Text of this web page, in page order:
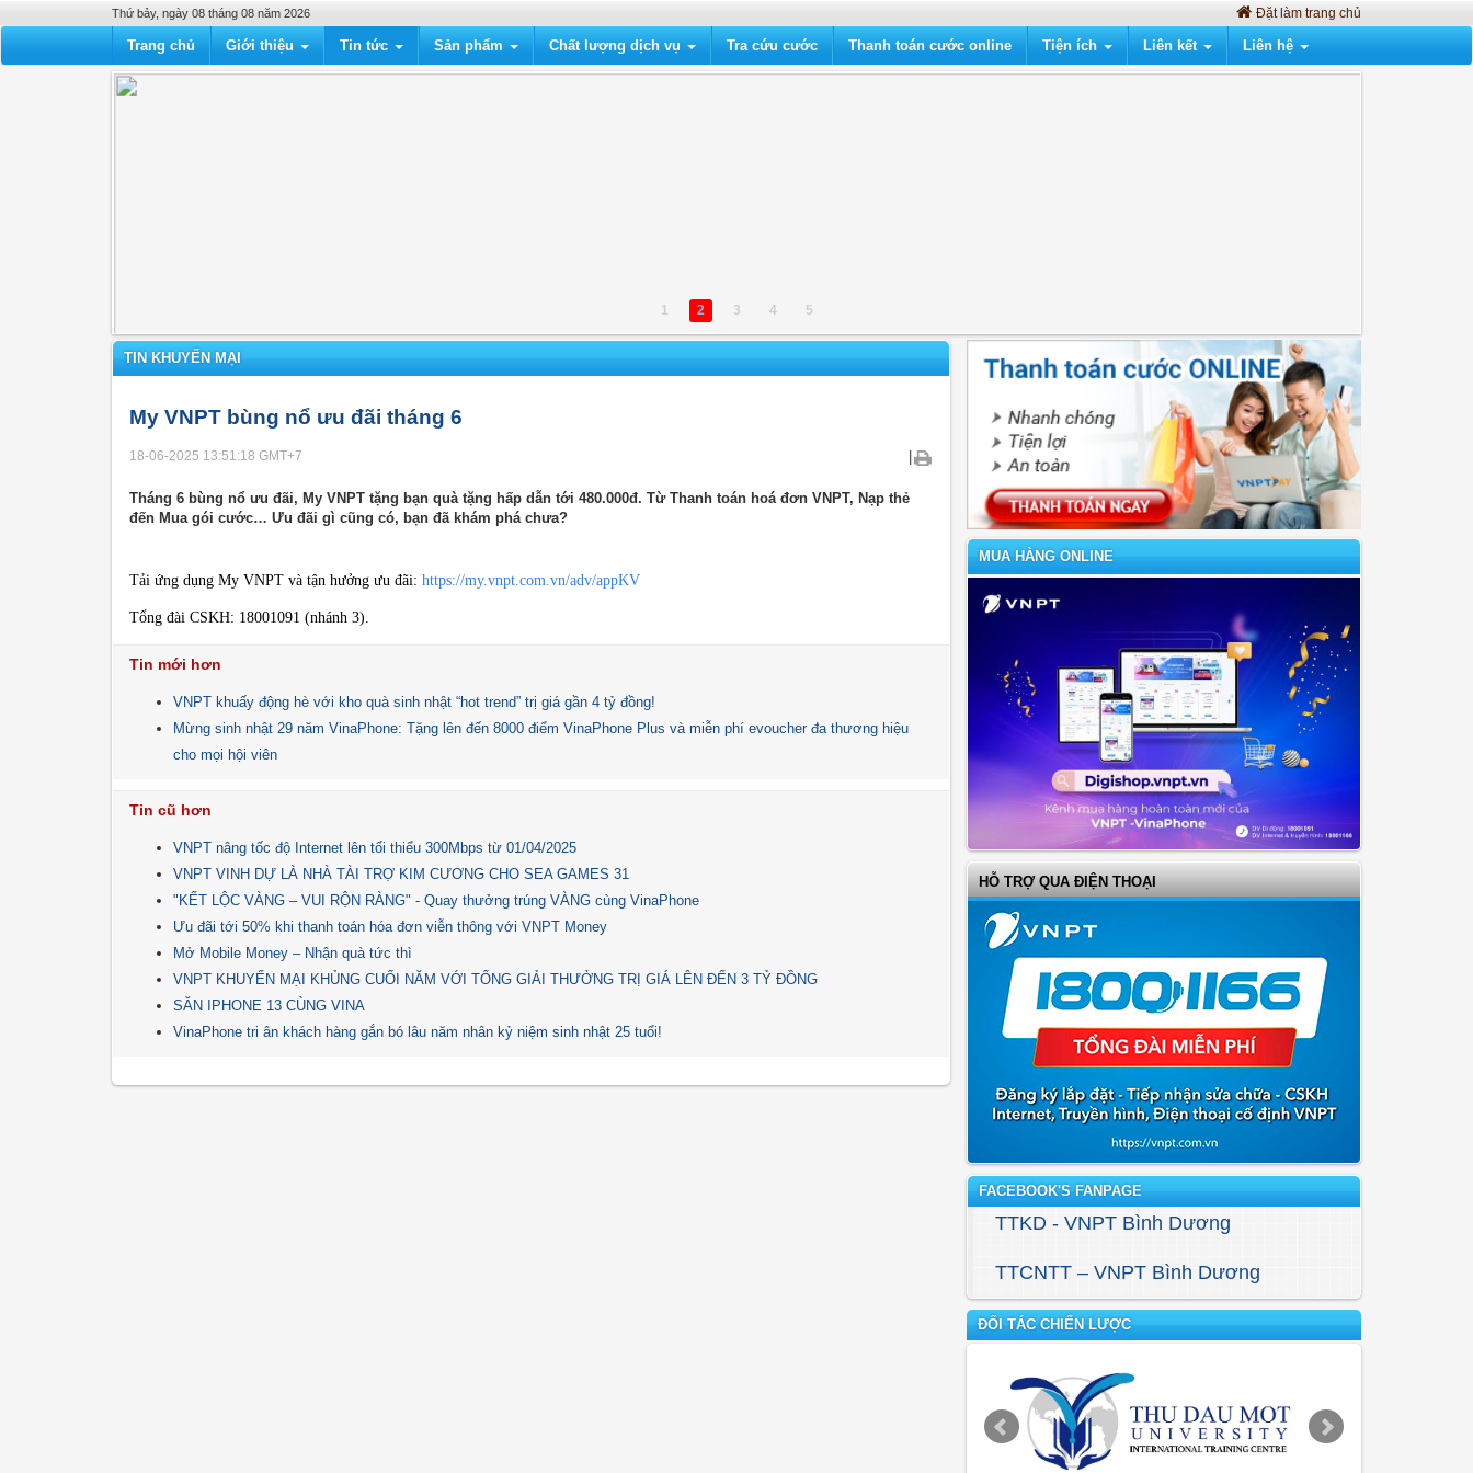
Thứ bảy, ngày 08 tháng 08 năm 2026 Đặt làm trang chủ
Trang chủ Giới thiệu Tin tức Sản phẩm Chất lượng dịch vụ Tra cứu cước Thanh toán cước online Tiện ích Liên kết Liên hệ
1 2 3 4 5
TIN KHUYẾN MẠI
My VNPT bùng nổ ưu đãi tháng 6
18-06-2025 13:51:18 GMT+7
Tháng 6 bùng nổ ưu đãi, My VNPT tặng bạn quà tặng hấp dẫn tới 480.000đ. Từ Thanh toán hoá đơn VNPT, Nạp thẻ
đến Mua gói cước… Ưu đãi gì cũng có, bạn đã khám phá chưa?
Tải ứng dụng My VNPT và tận hưởng ưu đãi: https://my.vnpt.com.vn/adv/appKV
Tổng đài CSKH: 18001091 (nhánh 3).
Tin mới hơn
VNPT khuấy động hè với kho quà sinh nhật “hot trend” trị giá gần 4 tỷ đồng!
Mừng sinh nhật 29 năm VinaPhone: Tặng lên đến 8000 điểm VinaPhone Plus và miễn phí evoucher đa thương hiệu
cho mọi hội viên
Tin cũ hơn
VNPT nâng tốc độ Internet lên tối thiểu 300Mbps từ 01/04/2025
VNPT VINH DỰ LÀ NHÀ TÀI TRỢ KIM CƯƠNG CHO SEA GAMES 31
"KẾT LỘC VÀNG – VUI RỘN RÀNG" - Quay thưởng trúng VÀNG cùng VinaPhone
Ưu đãi tới 50% khi thanh toán hóa đơn viễn thông với VNPT Money
Mở Mobile Money – Nhận quà tức thì
VNPT KHUYẾN MẠI KHỦNG CUỐI NĂM VỚI TỔNG GIẢI THƯỞNG TRỊ GIÁ LÊN ĐẾN 3 TỶ ĐỒNG
SĂN IPHONE 13 CÙNG VINA
VinaPhone tri ân khách hàng gắn bó lâu năm nhân kỷ niệm sinh nhật 25 tuổi!
MUA HÀNG ONLINE
HỖ TRỢ QUA ĐIỆN THOẠI
FACEBOOK'S FANPAGE
TTKD - VNPT Bình Dương
TTCNTT – VNPT Bình Dương
ĐỐI TÁC CHIẾN LƯỢC